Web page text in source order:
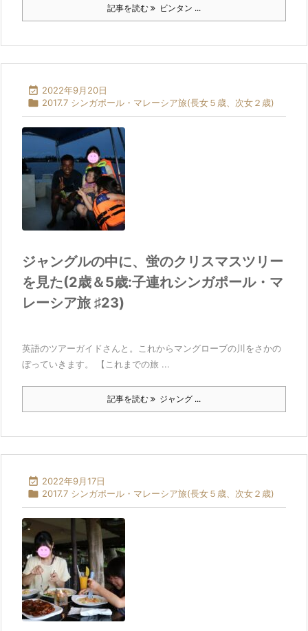
記事を読む ビンタン ...
 2022年9月20日
 2017.7 シンガポール・マレーシア旅(長女５歳、次女２歳)
ジャングルの中に、蛍のクリスマスツリー
を見た(2歳＆5歳:子連れシンガポール・マ
レーシア旅 ♯23)
英語のツアーガイドさんと。これからマングローブの川をさかの
ぼっていきます。 【これまでの旅 ...
記事を読む ジャング ...
 2022年9月17日
 2017.7 シンガポール・マレーシア旅(長女５歳、次女２歳)